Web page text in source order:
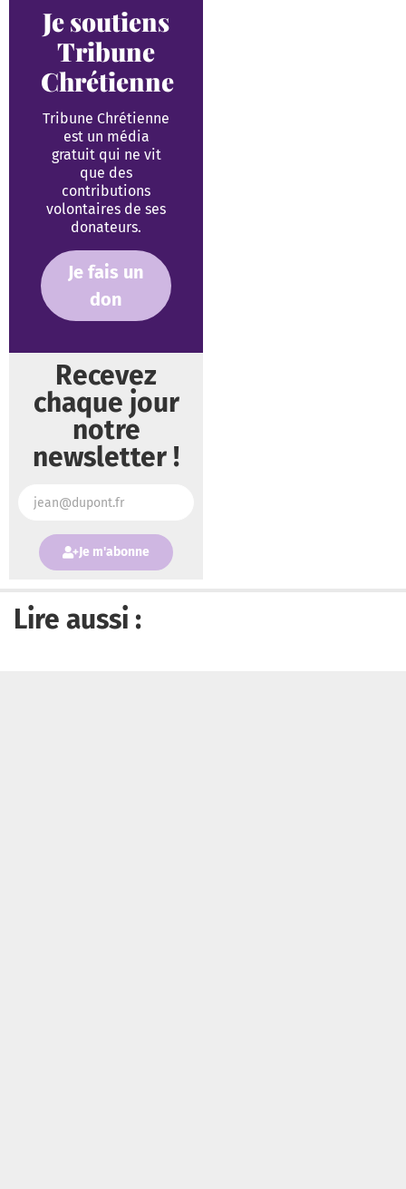
Je soutiens
Tribune
Chrétienne
Tribune Chrétienne
est un média
gratuit qui ne vit
que des
contributions
volontaires de ses
donateurs.
Je fais un
don
Recevez
chaque jour
notre
newsletter !
Je m'abonne
Lire aussi :